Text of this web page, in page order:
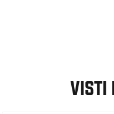
VISTI